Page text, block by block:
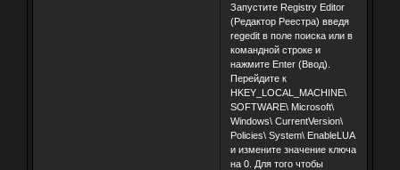
Запустите Registry Editor
(Редактор Реестра) введя
regedit в поле поиска или в
командной строке и
нажмите Enter (Ввод).
Перейдите к
HKEY_LOCAL_MACHINE\
SOFTWARE\ Microsoft\
Windows\ CurrentVersion\
Policies\ System\ EnableLUA
и измените значение ключа
на 0. Для того чтобы